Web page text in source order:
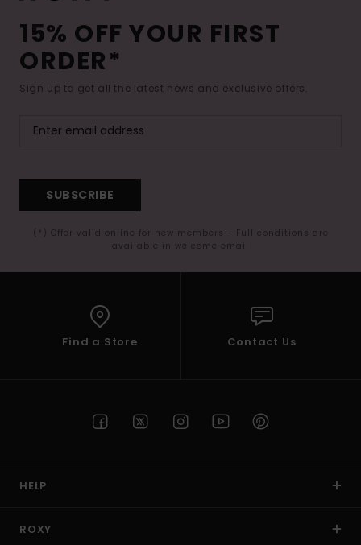
15% OFF YOUR FIRST
ORDER*
Sign up to get all the latest news and exclusive offers.
SUBSCRIBE
(*) Offer valid online for new members - Full conditions are
available in welcome email
Find a Store Contact Us
HELP
ROXY